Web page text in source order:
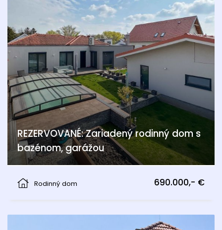
REZERVOVANÉ: Zariadený rodinný dom s
bazénom, garážou
Rodinný dom
690.000,- €